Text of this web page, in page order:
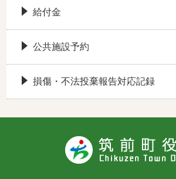
給付金
公共施設予約
損傷・不法投棄報告対応記録